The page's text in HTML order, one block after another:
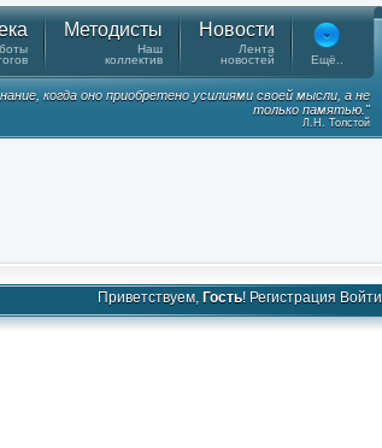
Методисты
Наш
коллектив
Новости
Лента
новостей
Ещё..
когда оно приобретено усилиями своей мысли, а не
только памятью."
Л.Н. Толстой
Приветствуем, Гость! Регистрация Войти